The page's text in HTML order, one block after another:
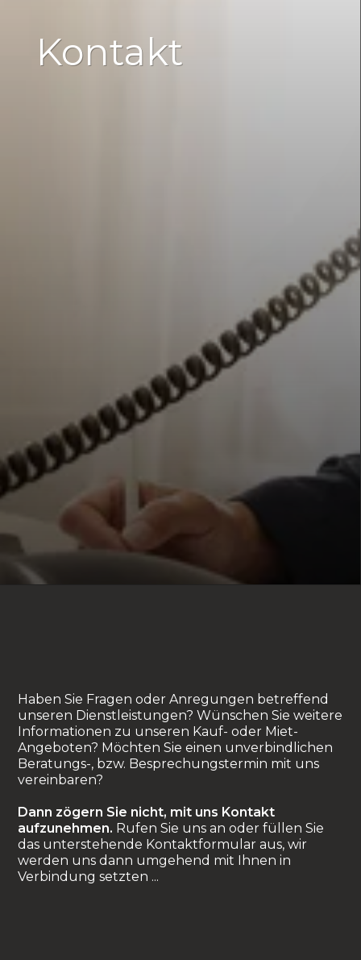
Kontakt
Haben Sie Fragen oder Anregungen betreffend
unseren Dienstleistungen? Wünschen Sie weitere
Informationen zu unseren Kauf- oder Miet-
Angeboten? Möchten Sie einen unverbindlichen
Beratungs-, bzw. Besprechungstermin mit uns
vereinbaren?
Dann zögern Sie nicht, mit uns Kontakt
aufzunehmen. Rufen Sie uns an oder füllen Sie
das unterstehende Kontaktformular aus, wir
werden uns dann umgehend mit Ihnen in
Verbindung setzten ...